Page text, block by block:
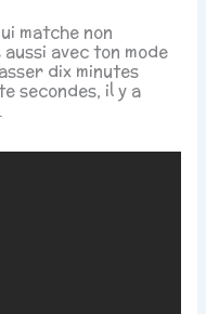
matche non
avec ton mode
dix minutes
secondes, il y a